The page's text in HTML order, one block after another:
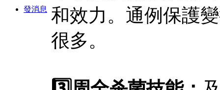
發消息 和效力。通例保護
很多。